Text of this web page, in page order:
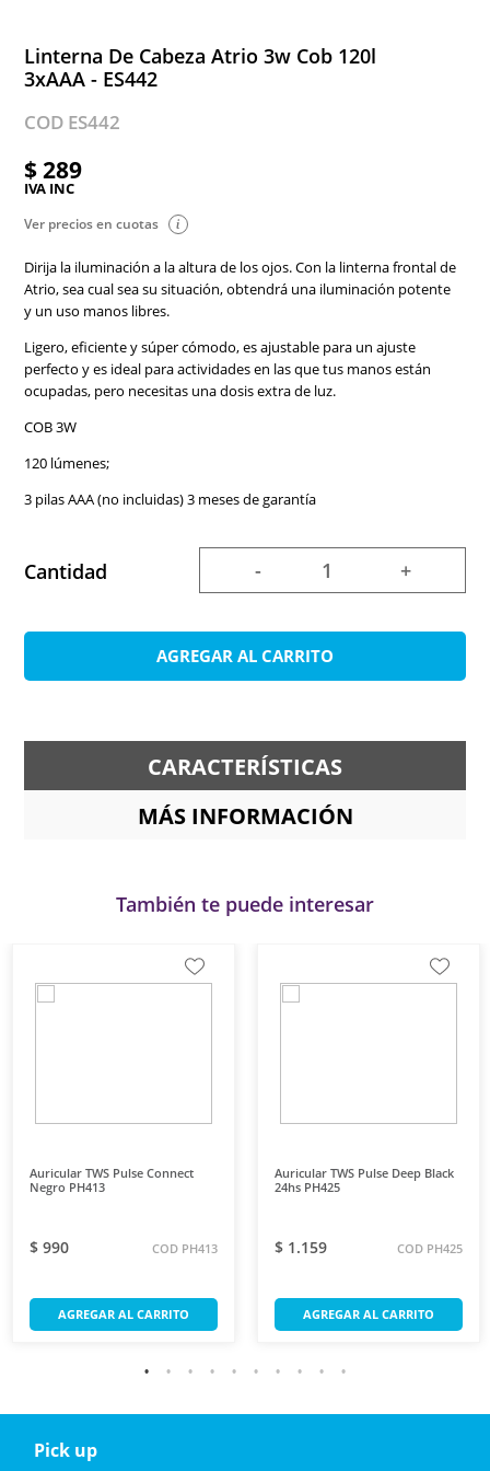
Linterna De Cabeza Atrio 3w Cob 120l
3xAAA - ES442
COD ES442
$ 289
IVA INC
Ver precios en cuotas
Dirija la iluminación a la altura de los ojos. Con la linterna frontal de
Atrio, sea cual sea su situación, obtendrá una iluminación potente
y un uso manos libres.
Ligero, eficiente y súper cómodo, es ajustable para un ajuste
perfecto y es ideal para actividades en las que tus manos están
ocupadas, pero necesitas una dosis extra de luz.
COB 3W
120 lúmenes;
3 pilas AAA (no incluidas) 3 meses de garantía
Cantidad - +
AGREGAR AL CARRITO
CARACTERÍSTICAS
MÁS INFORMACIÓN
También te puede interesar
Auricular TWS Pulse Connect
Negro PH413
$ 990 COD PH413
AGREGAR AL CARRITO
Auricular TWS Pulse Deep Black
24hs PH425
$ 1.159 COD PH425
AGREGAR AL CARRITO
Pick up